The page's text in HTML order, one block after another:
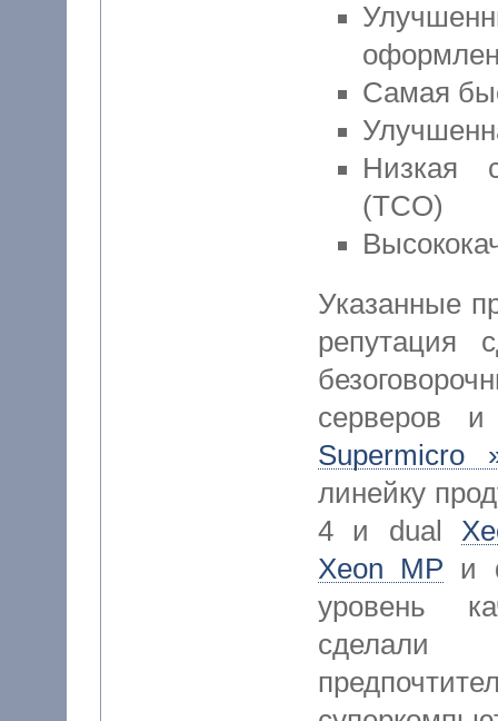
Самая
Низкая
(TCO)
Указанные
репутация
серверов
Supermicro
линейку
4 и dual
Xeon MP и
уровень
сделали